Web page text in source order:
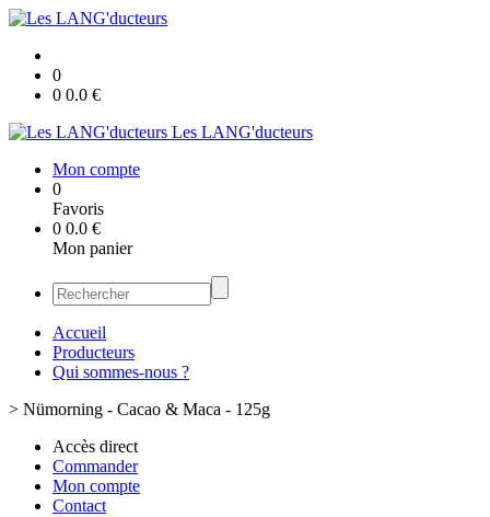
0
0 0.0 €
Les LANG'ducteurs
Mon compte
0
Favoris
0 0.0 €
Mon panier
Accueil
Producteurs
Qui sommes-nous ?
> Nümorning - Cacao & Maca - 125g
Accès direct
Commander
Mon compte
Contact